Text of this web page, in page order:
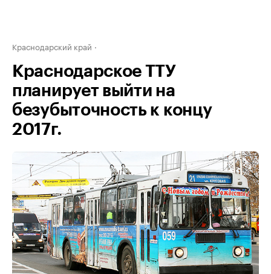
Краснодарский край
Краснодарское ТТУ
планирует выйти на
безубыточность к концу
2017г.